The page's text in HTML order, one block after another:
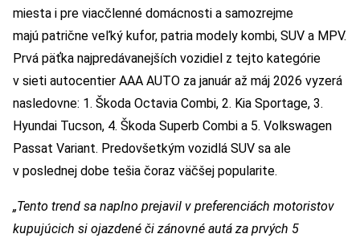
miesta i pre viacčlenné domácnosti a samozrejme
majú patrične veľký kufor, patria modely kombi, SUV a MPV.
Prvá päťka najpredávanejších vozidiel z tejto kategórie
v sieti autocentier AAA AUTO za január až máj 2026 vyzerá
nasledovne: 1. Škoda Octavia Combi, 2. Kia Sportage, 3.
Hyundai Tucson, 4. Škoda Superb Combi a 5. Volkswagen
Passat Variant. Predovšetkým vozidlá SUV sa ale
v poslednej dobe tešia čoraz väčšej popularite.
„Tento trend sa naplno prejavil v preferenciách motoristov
kupujúcich si ojazdené či zánovné autá za prvých 5